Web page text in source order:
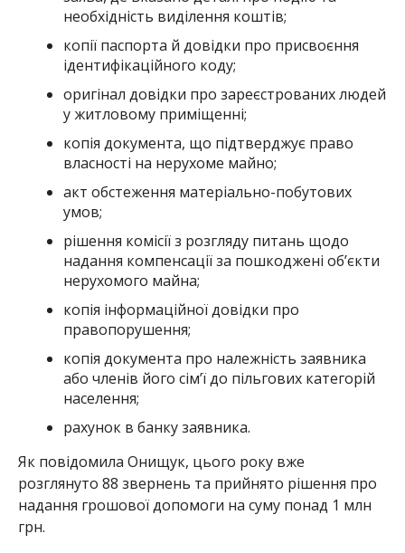
необхідність виділення коштів;
копії паспорта й довідки про присвоєння
ідентифікаційного коду;
оригінал довідки про зареєстрованих людей
у житловому приміщенні;
копія документа, що підтверджує право
власності на нерухоме майно;
акт обстеження матеріально-побутових
умов;
рішення комісії з розгляду питань щодо
надання компенсації за пошкоджені об’єкти
нерухомого майна;
копія інформаційної довідки про
правопорушення;
копія документа про належність заявника
або членів його сім’ї до пільгових категорій
населення;
рахунок в банку заявника.
Як повідомила Онищук, цього року вже
розглянуто 88 звернень та прийнято рішення про
надання грошової допомоги на суму понад 1 млн
грн.